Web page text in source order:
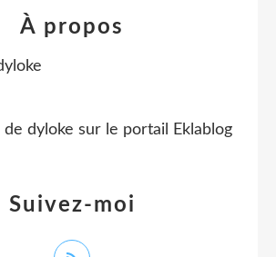
Suivez-moi
À propos
de dyloke sur le portail Eklablog